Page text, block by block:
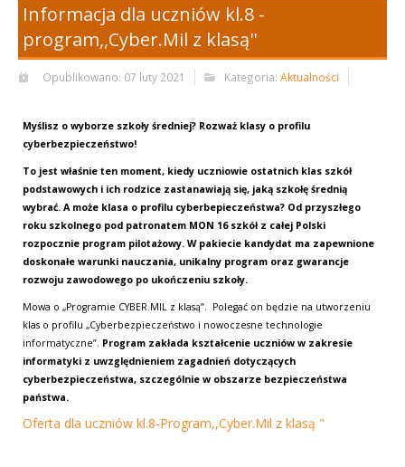
Informacja dla uczniów kl.8 -
program,,Cyber.Mil z klasą''
Opublikowano: 07 luty 2021 Kategoria: Aktualności
Myślisz o wyborze szkoły średniej? Rozważ klasy o profilu
cyberbezpieczeństwo!
To jest właśnie ten moment, kiedy uczniowie ostatnich klas szkół
podstawowych i ich rodzice zastanawiają się, jaką szkołę średnią
wybrać. A może klasa o profilu cyberbepieczeństwa? Od przyszłego
roku szkolnego pod patronatem MON 16 szkół z całej Polski
rozpocznie program pilotażowy. W pakiecie kandydat ma zapewnione
doskonałe warunki nauczania, unikalny program oraz gwarancje
rozwoju zawodowego po ukończeniu szkoły.
Mowa o „Programie CYBER.MIL z klasą”. Polegać on będzie na utworzeniu
klas o profilu „Cyberbezpieczeństwo i nowoczesne technologie
informatyczne”. Program zakłada kształcenie uczniów w zakresie
informatyki z uwzględnieniem zagadnień dotyczących
cyberbezpieczeństwa, szczególnie w obszarze bezpieczeństwa
państwa.
Oferta dla uczniów kl.8-Program,,Cyber.Mil z klasą "